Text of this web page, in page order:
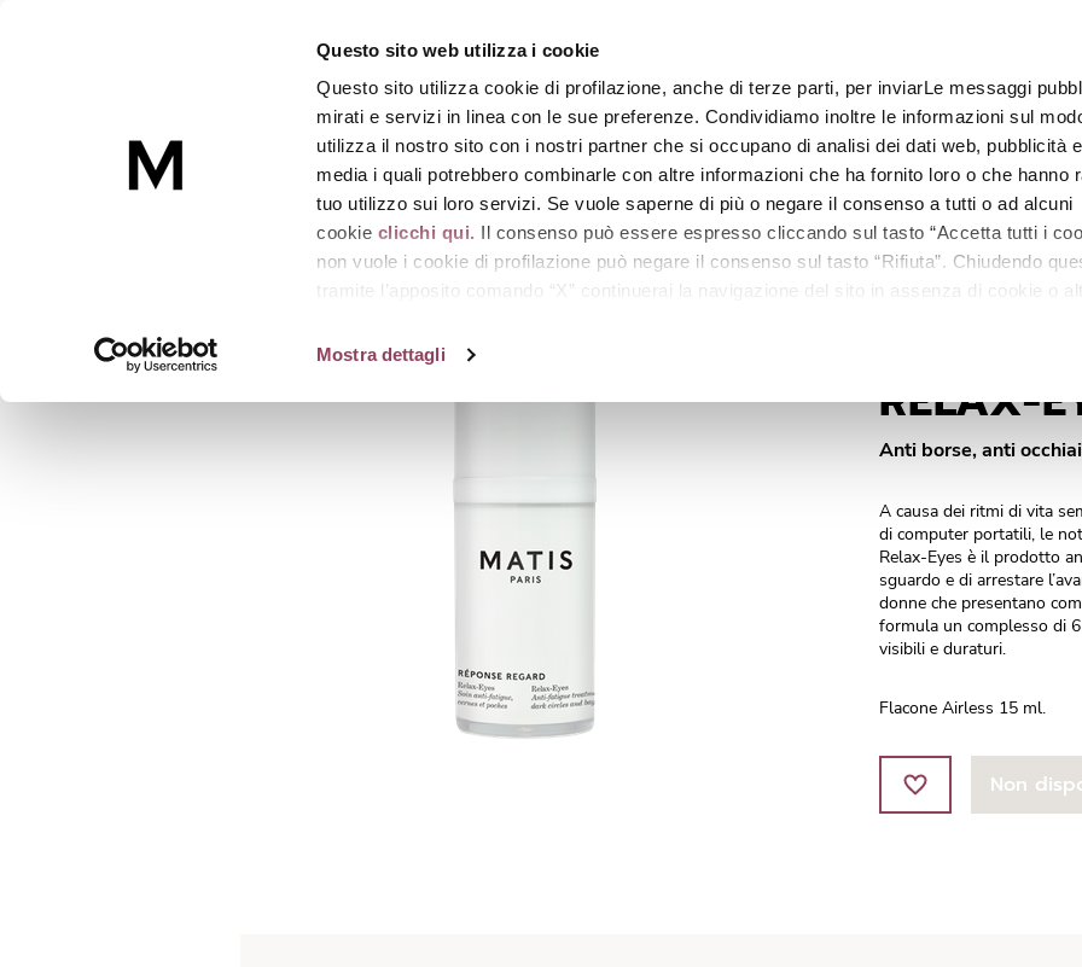
Questo sito web utilizza i cookie
Questo sito utilizza cookie di profilazione, anche di terze parti, per inviarLe messaggi
mirati e servizi in linea con le sue preferenze. Condividiamo inoltre le informazioni sul
utilizza il nostro sito con i nostri partner che si occupano di analisi dei dati web, pubblicità
media i quali potrebbero combinarle con altre informazioni che ha fornito loro o che hanno
tuo utilizzo sui loro servizi. Se vuole saperne di più o negare il consenso a tutti o ad alcuni
cookie clicchi qui. Il consenso può essere espresso cliccando sul tasto “Accetta tutti i
non vuole i cookie di profilazione può negare il consenso sul tasto “Rifiuta”. Chiudendo
tramite l’apposito comando “X” continuerai la navigazione del sito in assenza di cookie o
Mostra dettagli
Skincare Linee Trattamenti Centri estetici Matis Paris
RELAX-EYES
RELAX-EYES
RELAX-
Anti borse, anti
A causa dei ritmi di vita
di computer portatili, le
Relax-Eyes è il prodotto
sguardo e di arrestare
donne che presentano
formula un complesso di
visibili e duraturi.
Flacone Airless 15 ml.
Non